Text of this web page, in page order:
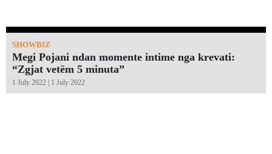
SHOWBIZ
Megi Pojani ndan momente intime nga krevati:
“Zgjat vetëm 5 minuta”￼
1 July 2022 | 1 July 2022